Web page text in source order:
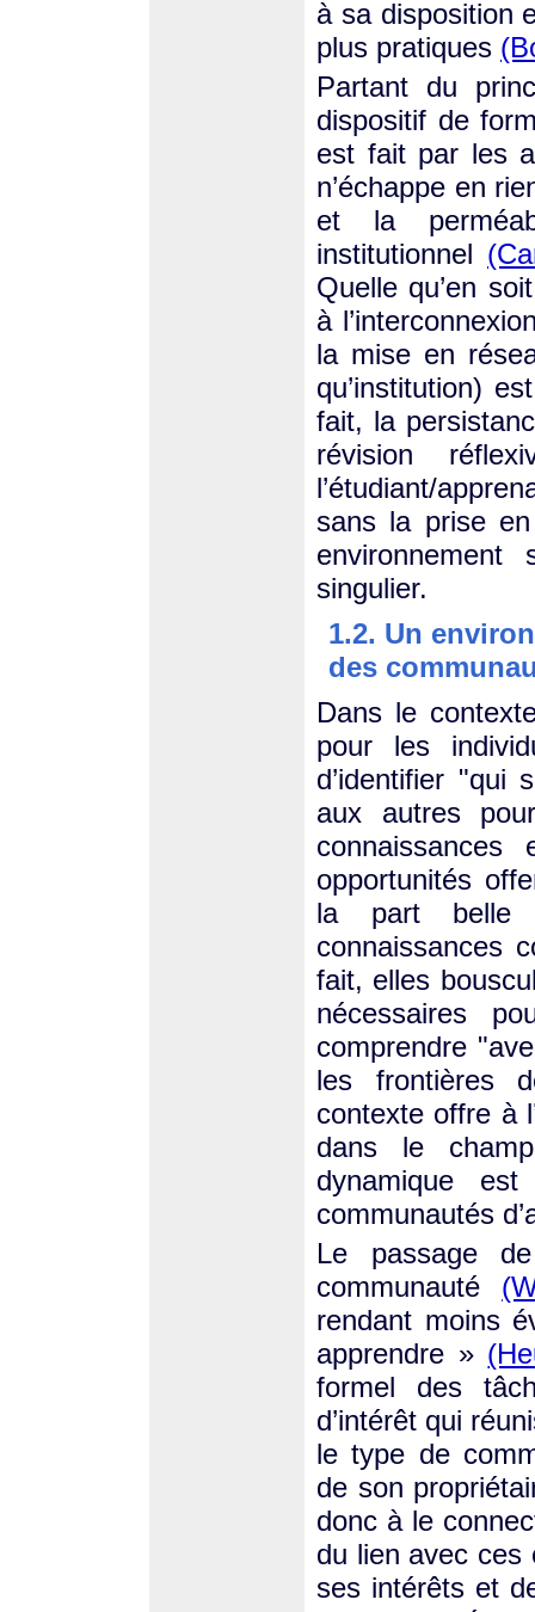
à sa disposition
plus pratiques
Partant du
dispositif de
est fait par les
n’échappe en
et la
institutionnel
Quelle qu’en
à
la mise en
qu’institution)
fait, la
révision
l’étudiant/
sans la prise
singulier.
1.2. Un
des
Dans le
pour les
d’identifier "qui
aux autres
opportunités
la part belle
connaissances
fait, elles
nécessaires
comprendre
les frontières
contexte offre à
dans le
dynamique
communautés
Le passage
communauté
rendant moins
apprendre »
formel des
d’intérêt qui
le type de
de son
donc à le
du lien avec ces
ses intérêts et